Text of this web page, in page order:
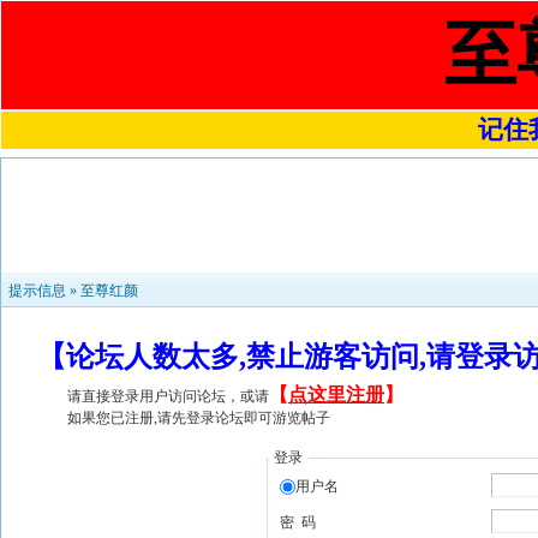
至
记住
提示信息 » 至尊红颜
【论坛人数太多,禁止游客访问,请登
请直接登录用户访问论坛，或请 【 点这里注册】
如果您已注册,请先登录论坛即可游览帖子
登录
用户名
密 码